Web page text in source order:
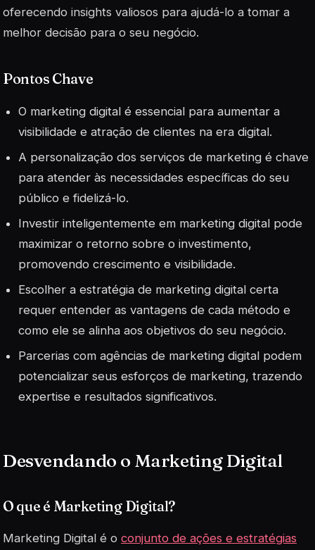
oferecendo insights valiosos para ajudá-lo a tomar a
melhor decisão para o seu negócio.
Pontos Chave
O marketing digital é essencial para aumentar a
visibilidade e atração de clientes na era digital.
A personalização dos serviços de marketing é chave
para atender às necessidades específicas do seu
público e fidelizá-lo.
Investir inteligentemente em marketing digital pode
maximizar o retorno sobre o investimento,
promovendo crescimento e visibilidade.
Escolher a estratégia de marketing digital certa
requer entender as vantagens de cada método e
como ele se alinha aos objetivos do seu negócio.
Parcerias com agências de marketing digital podem
potencializar seus esforços de marketing, trazendo
expertise e resultados significativos.
Desvendando o Marketing Digital
O que é Marketing Digital?
Marketing Digital é o conjunto de ações e estratégias